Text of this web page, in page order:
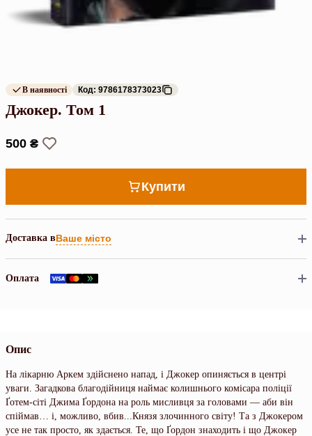
В наявності Код: 9786178373023
Джокер. Том 1
500 ₴
Купити
Доставка вВаше місто
Оплата
Опис
На лікарню Аркем здійснено напад, і Джокер опиняється в центрі
уваги. Загадкова благодійниця наймає колишнього комісара поліції
Ґотем-сіті Джима Ґордона на роль мисливця за головами — аби він
спіймав… і, можливо, вбив...Князя злочинного світу! Та з Джокером
усе не так просто, як здається. Те, що Ґордон знаходить і що Джокер